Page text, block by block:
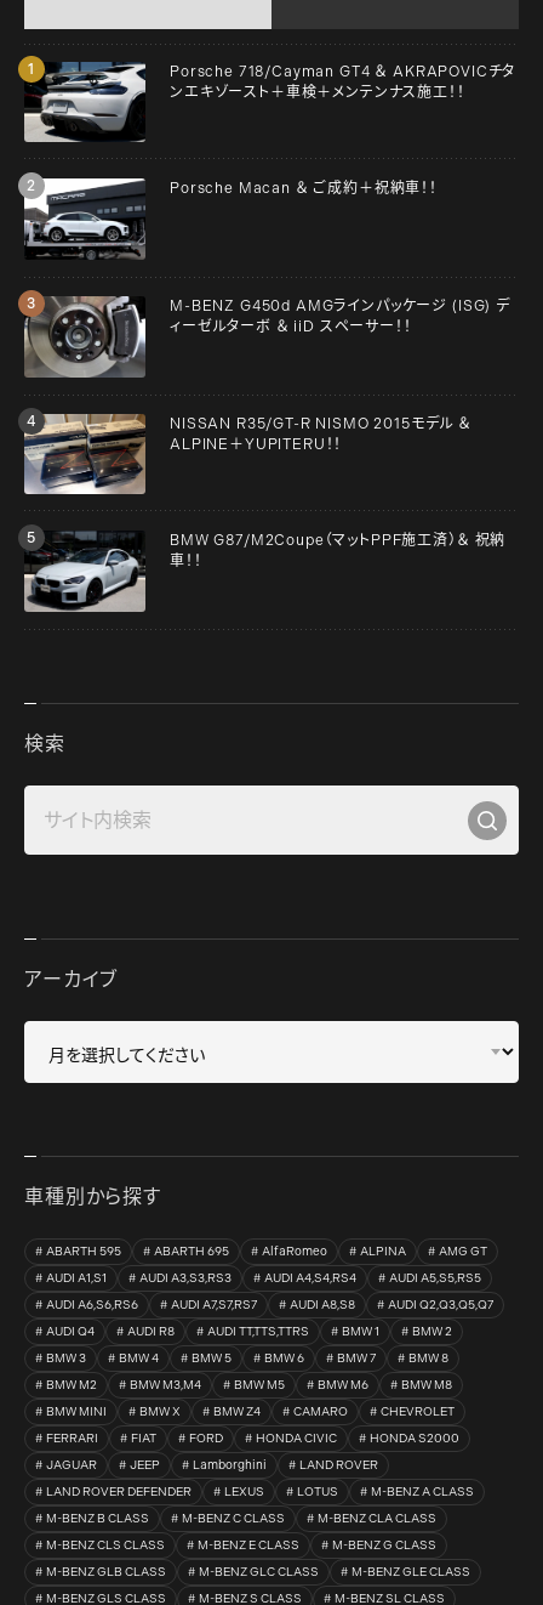
Porsche 718/Cayman GT4 ＆ AKRAPOVICチタ
ンエキゾースト＋車検＋メンテンナス施工！！
Porsche Macan ＆ ご成約＋祝納車！！
M-BENZ G450d AMGラインパッケージ (ISG) デ
ィーゼルターボ ＆ iiD スペーサー！！
NISSAN R35/GT-R NISMO 2015モデル ＆
ALPINE＋YUPITERU！！
BMW G87/M2Coupe（マットPPF施工済）＆ 祝納
車！！
検索
アーカイブ
車種別から探す
ABARTH 595 ABARTH 695 AlfaRomeo ALPINA
AMG GT
AUDI A1,S1
AUDI A3,S3,RS3 AUDI A4,S4,RS4
AUDI A5,S5,RS5
AUDI A6,S6,RS6
AUDI A7,S7,RS7 AUDI A8,S8
AUDI Q2,Q3,Q5,Q7
AUDI Q4
AUDI R8 AUDI TT,TTS,TTRS BMW 1
BMW 2
BMW 3
BMW 4 BMW 5 BMW 6 BMW 7
BMW 8
BMW M2
BMW M3,M4 BMW M5 BMW M6
BMW M8
BMW MINI
BMW X BMW Z4 CAMARO
CHEVROLET
FERRARI
FIAT FORD HONDA CIVIC
HONDA S2000
JAGUAR
JEEP Lamborghini
LAND ROVER
LAND ROVER DEFENDER
LEXUS LOTUS
M-BENZ A CLASS
M-BENZ B CLASS
M-BENZ C CLASS
M-BENZ CLA CLASS
M-BENZ CLS CLASS
M-BENZ E CLASS
M-BENZ G CLASS
M-BENZ GLB CLASS
M-BENZ GLC CLASS
M-BENZ GLE CLASS
M-BENZ GLS CLASS
M-BENZ S CLASS M-BENZ SL CLASS